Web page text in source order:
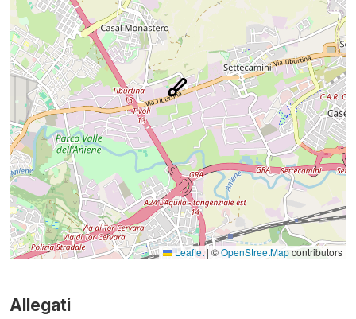
Leaflet | ©OpenStreetMapcontributors
Allegati